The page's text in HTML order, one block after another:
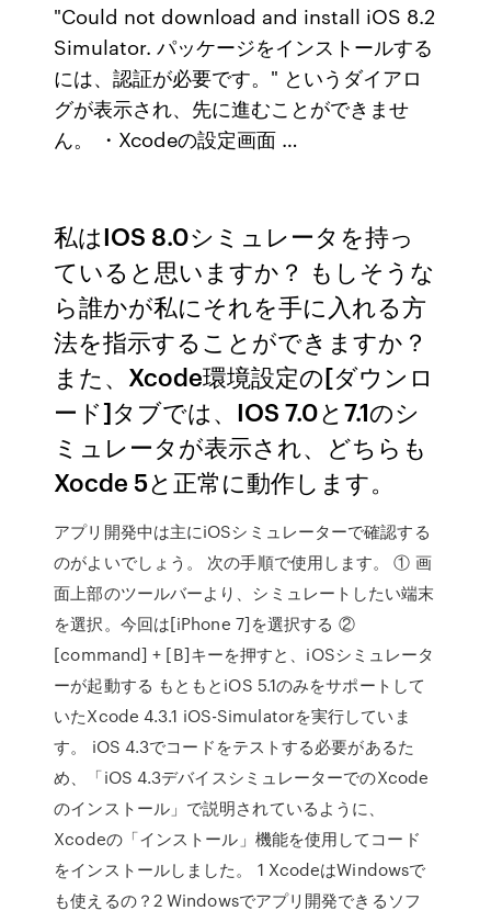
"Could not download and install iOS 8.2
Simulator. パッケージをインストールする
には、認証が必要です。" というダイアロ
グが表示され、先に進むことができませ
ん。 ・Xcodeの設定画面 …
私はIOS 8.0シミュレータを持っ
ていると思いますか？ もしそうな
ら誰かが私にそれを手に入れる方
法を指示することができますか？
また、Xcode環境設定の[ダウンロ
ード]タブでは、IOS 7.0と7.1のシ
ミュレータが表示され、どちらも
Xocde 5と正常に動作します。
アプリ開発中は主にiOSシミュレーターで確認する
のがよいでしょう。 次の手順で使用します。 ① 画
面上部のツールバーより、シミュレートしたい端末
を選択。今回は[iPhone 7]を選択する ②
[command] + [B]キーを押すと、iOSシミュレータ
ーが起動する もともとiOS 5.1のみをサポートして
いたXcode 4.3.1 iOS-Simulatorを実行していま
す。 iOS 4.3でコードをテストする必要があるた
め、「iOS 4.3デバイスシミュレーターでのXcode
のインストール」で説明されているように、
Xcodeの「インストール」機能を使用してコード
をインストールしました。 1 XcodeはWindowsで
も使えるの？2 Windowsでアプリ開発できるソフ